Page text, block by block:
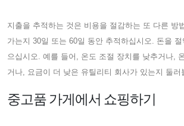
지출을 추적하는 것은 비용을 절감하는 또 다른 방
가는지 30일 또는 60일 동안 추적하십시오. 돈을
으십시오. 예를 들어, 온도 조절 장치를 낮추거나,
거나, 요금이 더 낮은 유틸리티 회사가 있는지 둘러
중고품 가게에서 쇼핑하기